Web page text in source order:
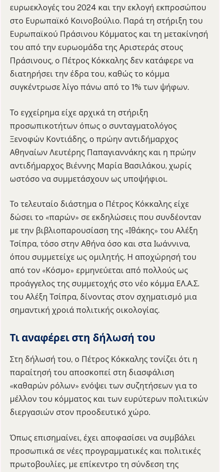
ευρωεκλογές του 2024 και την εκλογή εκπροσώπου
στο Ευρωπαϊκό Κοινοβούλιο. Παρά τη στήριξη του
Ευρωπαϊκού Πράσινου Κόμματος και τη μετακίνησή
του από την ευρωομάδα της Αριστεράς στους
Πράσινους, ο Πέτρος Κόκκαλης δεν κατάφερε να
διατηρήσει την έδρα του, καθώς το κόμμα
συγκέντρωσε λίγο πάνω από το 1% των ψήφων.
Το εγχείρημα είχε αρχικά τη στήριξη
προσωπικοτήτων όπως ο συνταγματολόγος
Ξενοφών Κοντιάδης, ο πρώην αντιδήμαρχος
Αθηναίων Λευτέρης Παπαγιαννάκης και η πρώην
αντιδήμαρχος Βιέννης Μαρία Βασιλάκου, χωρίς
ωστόσο να συμμετάσχουν ως υποψήφιοι.
Το τελευταίο διάστημα ο Πέτρος Κόκκαλης είχε
δώσει το «παρών» σε εκδηλώσεις που συνδέονταν
με την βιβλιοπαρουσίαση της «Ιθάκης» του Αλέξη
Τσίπρα, τόσο στην Αθήνα όσο και στα Ιωάννινα,
όπου συμμετείχε ως ομιλητής. Η αποχώρησή του
από τον «Κόσμο» ερμηνεύεται από πολλούς ως
προάγγελος της συμμετοχής στο νέο κόμμα ΕΛ.Α.Σ.
του Αλέξη Τσίπρα, δίνοντας στον σχηματισμό μια
σημαντική χροιά πολιτικής οικολογίας.
Τι αναφέρει στη δήλωσή του
Στη δήλωσή του, ο Πέτρος Κόκκαλης τονίζει ότι η
παραίτησή του αποσκοπεί στη διασφάλιση
«καθαρών ρόλων» ενόψει των συζητήσεων για το
μέλλον του κόμματος και των ευρύτερων πολιτικών
διεργασιών στον προοδευτικό χώρο.
Όπως επισημαίνει, έχει αποφασίσει να συμβάλει
προσωπικά σε νέες προγραμματικές και πολιτικές
πρωτοβουλίες, με επίκεντρο τη σύνδεση της